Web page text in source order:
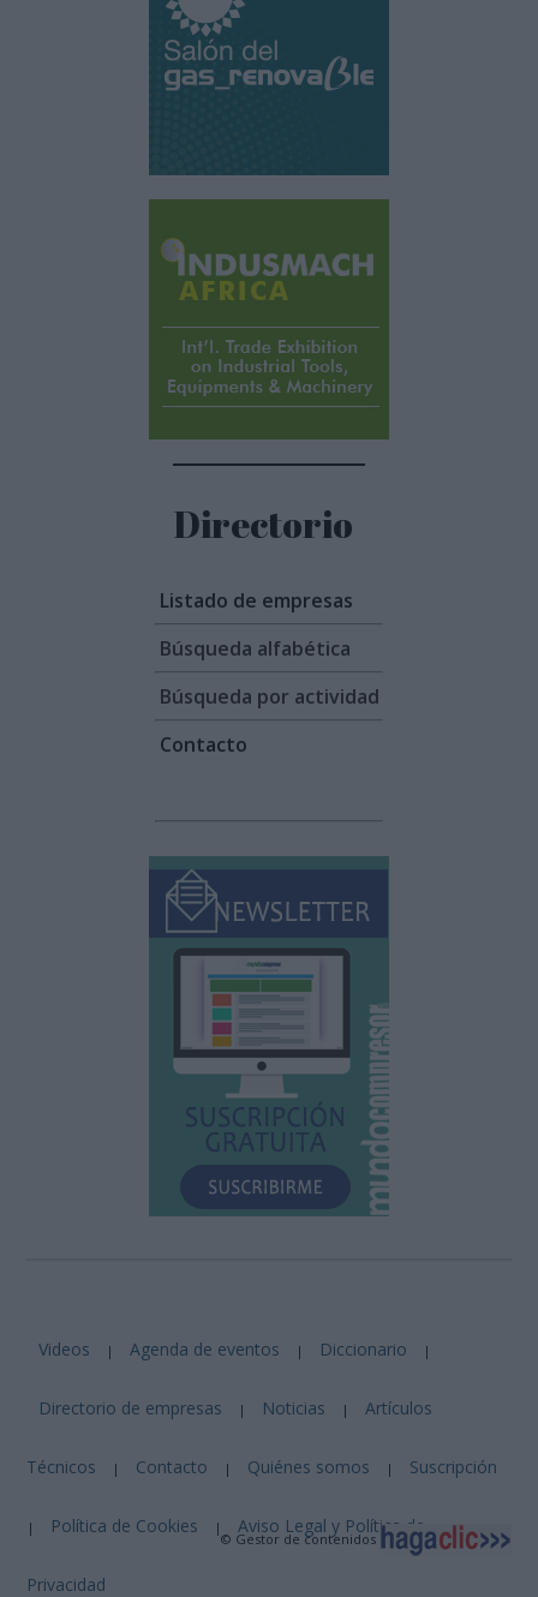
Directorio
Listado de empresas
Búsqueda alfabética
Búsqueda por actividad
Contacto
Videos | Agenda de eventos | Diccionario |
Directorio de empresas | Noticias | Artículos
Técnicos | Contacto | Quiénes somos | Suscripción
| Política de Cookies | Aviso Legal y Política de
Privacidad
© Gestor de contenidos